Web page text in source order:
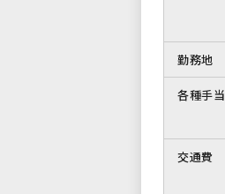
勤務地
各種手当
交通費